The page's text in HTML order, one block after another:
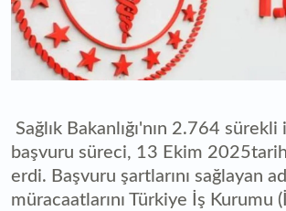
Sağlık Bakanlığı'nın 2.764 sürekli
başvuru süreci, 13 Ekim
erdi. Başvuru şartlarını sağlayan
müracaatlarını Türkiye İş Kurumu